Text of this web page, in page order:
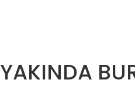
YAKINDA